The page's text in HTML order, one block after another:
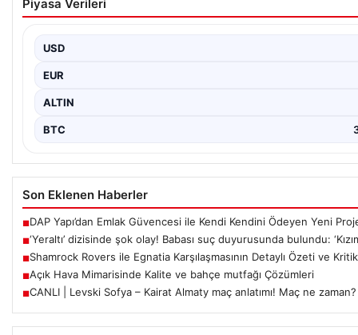
Piyasa Verileri
USD
EUR
ALTIN
BTC
Son Eklenen Haberler
■DAP Yapı’dan Emlak Güvencesi ile Kendi Kendini Ödeyen Yeni
■‘Yeraltı’ dizisinde şok olay! Babası suç duyurusunda bulundu:
■Shamrock Rovers ile Egnatia Karşılaşmasının Detaylı Özeti ve
■Açık Hava Mimarisinde Kalite ve bahçe mutfağı Çözümleri
■CANLI | Levski Sofya – Kairat Almaty maç anlatımı! Maç ne